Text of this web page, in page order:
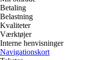
Betaling
Belastning
Kvaliteter
Værktøjer
Interne henvisninger
Navigationskort